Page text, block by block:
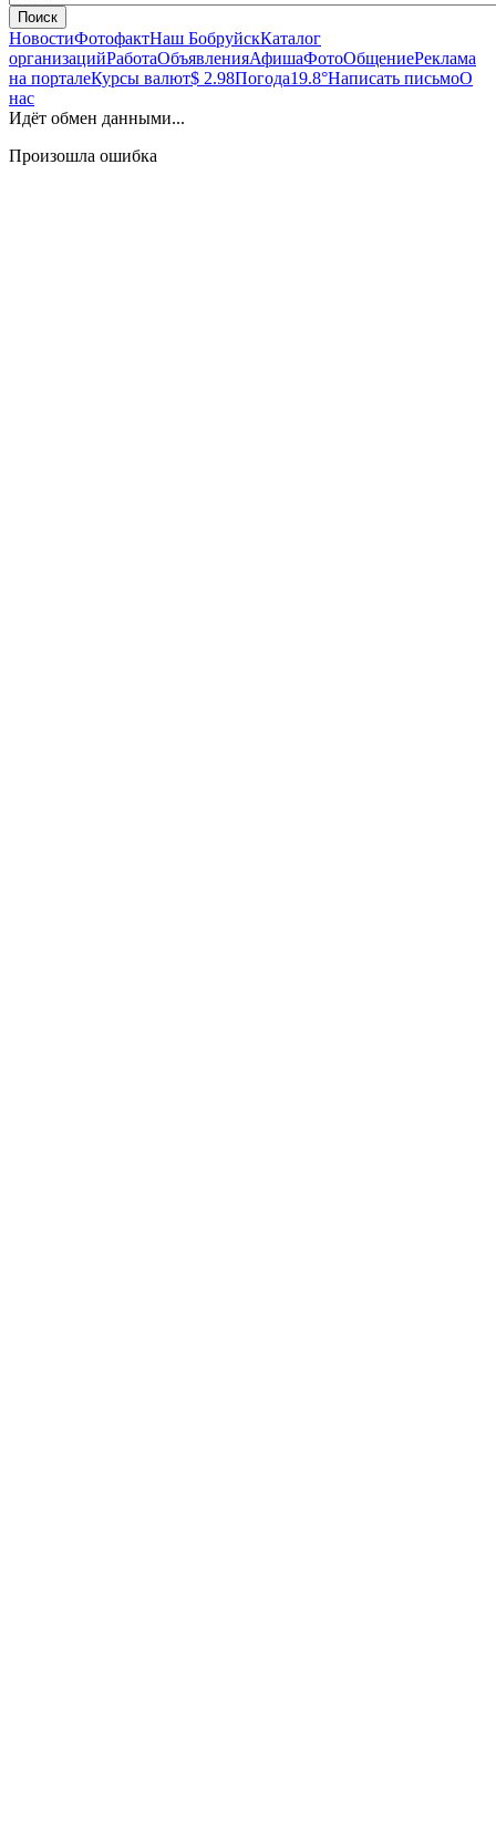
Поиск
НовостиФотофактНаш БобруйскКаталог
организацийРаботаОбъявленияАфишаФотоОбщениеРеклама
на порталеКурсы валют$ 2.98Погода19.8°Написать письмоО
нас
Идёт обмен данными...
Произошла ошибка